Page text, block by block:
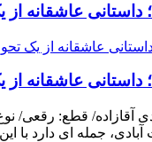
داستانی عاشقانه
داستانی عاشقانه
آبادی، جمله ای دارد